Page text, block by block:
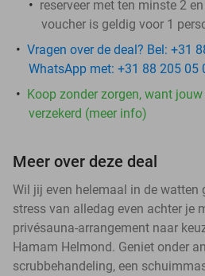
reserveer met ten minste 2
voucher is geldig voor 1
Vragen over de deal? Bel: +31
WhatsApp met: +31 88 205 05
Koop zonder zorgen, want
verzekerd (meer info)
Meer over deze deal
Wil jij even helemaal in de watten
stress van alledag even achter je
privésauna-arrangement naar
Hamam Helmond. Geniet onder
scrubbehandeling, een